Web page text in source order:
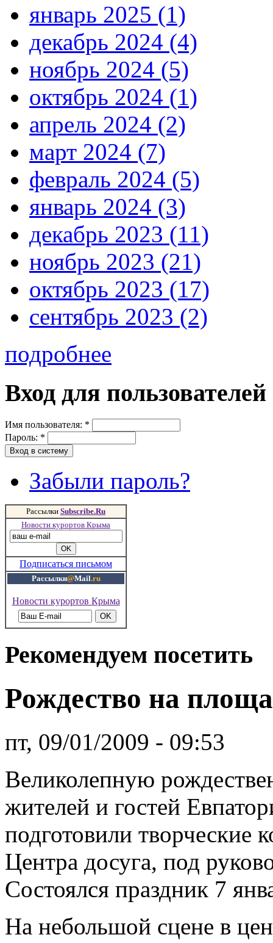
январь 2025 (1)
декабрь 2024 (4)
ноябрь 2024 (5)
октябрь 2024 (1)
апрель 2024 (2)
март 2024 (7)
февраль 2024 (5)
январь 2024 (3)
декабрь 2023 (11)
ноябрь 2023 (21)
октябрь 2023 (17)
сентябрь 2023 (2)
подробнее
Вход для пользователей
Имя пользователя: *
Пароль: *
Забыли пароль?
Рассылки Subscribe.Ru
Новости курортов Крыма
Подписаться письмом
Рассылки@Mail.ru
Новости курортов Крыма
Рекомендуем посетить
Рождество на
пт, 09/01/2009 - 09:53
Великолепную
жителей и гостей
подготовили творческие
Центра досуга, под
Состоялся праздник 7
На небольшой сцене в